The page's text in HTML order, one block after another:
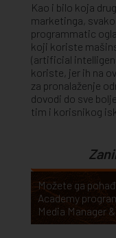
Kao i bilo koja
marketinga,
programmatic
koji koriste
(artificial
koriste, jer ih na
za pronalaženje
dovodi do sve
tim i korisnikog
Možete ga
Academy
Media Manager